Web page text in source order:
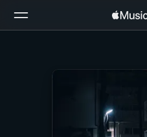
Apple Musicをイ